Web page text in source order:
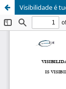
Visibilidade é